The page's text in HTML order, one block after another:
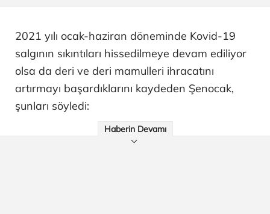
2021 yılı ocak-haziran döneminde Kovid-19
salgının sıkıntıları hissedilmeye devam ediliyor
olsa da deri ve deri mamulleri ihracatını
artırmayı başardıklarını kaydeden Şenocak,
şunları söyledi:
Haberin Devamı